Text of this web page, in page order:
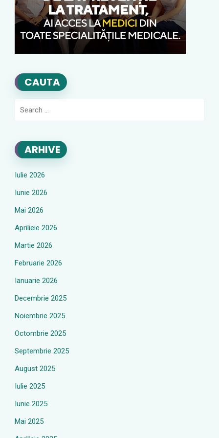
CAUTA
ARHIVE
Iulie 2026
Iunie 2026
Mai 2026
Aprilieie 2026
Martie 2026
Februarie 2026
Ianuarie 2026
Decembrie 2025
Noiembrie 2025
Octombrie 2025
Septembrie 2025
August 2025
Iulie 2025
Iunie 2025
Mai 2025